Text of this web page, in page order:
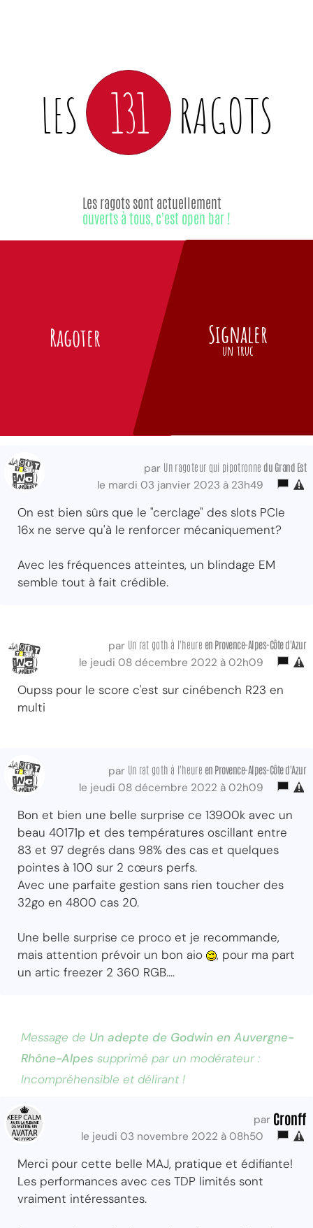
LES 131 RAGOTS
Ragoter
Les ragots sont actuellement
ouverts à tous, c'est open bar !
Signaler
un truc
par Un ragoteur qui pipotronne du Grand Est
le mardi 03 janvier 2023 à 23h49
On est bien sûrs que le "cerclage" des slots PCIe
16x ne serve qu'à le renforcer mécaniquement?
Avec les fréquences atteintes, un blindage EM
semble tout à fait crédible.
par Un rat goth à l'heure en Provence-Alpes-Côte d'Azur
le jeudi 08 décembre 2022 à 02h09
Oupss pour le score c'est sur cinébench R23 en
multi
par Un rat goth à l'heure en Provence-Alpes-Côte d'Azur
le jeudi 08 décembre 2022 à 02h09
Bon et bien une belle surprise ce 13900k avec un
beau 40171p et des températures oscillant entre
83 et 97 degrés dans 98% des cas et quelques
pointes à 100 sur 2 cœurs perfs.
Avec une parfaite gestion sans rien toucher des
32go en 4800 cas 20.
Une belle surprise ce proco et je recommande,
mais attention prévoir un bon aio
, pour ma part
un artic freezer 2 360 RGB....
Message de Un adepte de Godwin en Auvergne-
Rhône-Alpes supprimé par un modérateur :
Incompréhensible et délirant !
par Cronff
le jeudi 03 novembre 2022 à 08h50
Merci pour cette belle MAJ, pratique et édifiante!
Les performances avec ces TDP limités sont
vraiment intéressantes.